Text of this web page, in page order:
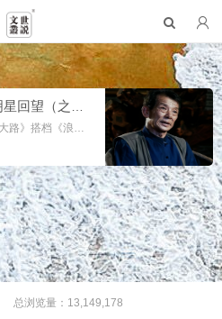
章志直 “流氓”典范称《神女》，《大路》搭档《浪淘沙》。 多数虽然属配角，变来变去手中拿。 注： 章志直（1901–1970）是民国至新中国初...
总浏览量：13,149,178